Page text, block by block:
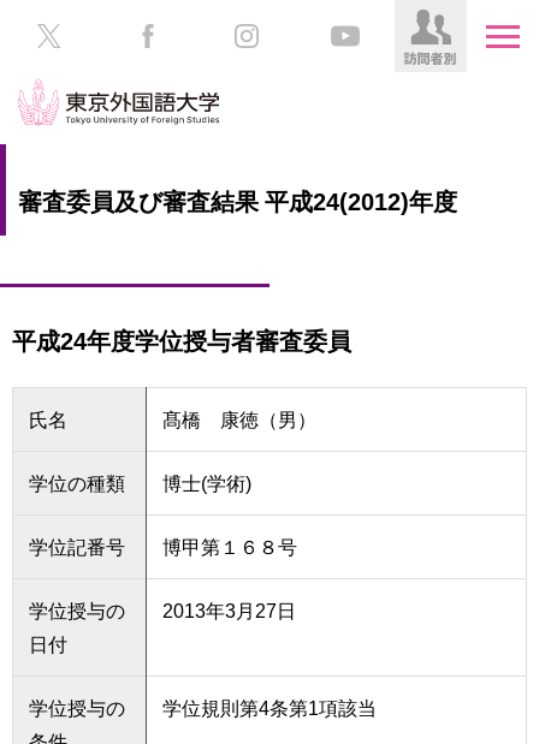
案
大
院
育
研
会
連
験
方
在
生
の
者
方
卒
生
の
審査委員及び審査結果 平成24(2012)年度
平成24年度学位授与者審査委員
氏名 髙橋 康徳（男）
学位の種類 博士(学術)
学位記番号 博甲第１６８号
学位授与の
日付
2013年3月27日
学位授与の
学位規則第4条第1項該当